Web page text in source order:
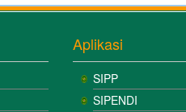
Aplikasi
SIPP
SIPENDI